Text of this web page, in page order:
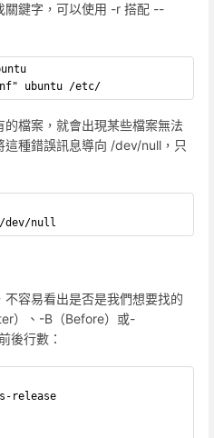
關鍵字，可以使用 -r 搭配 --
ubuntu /etc/
檔案，就會出現某些檔案無法
種錯誤訊息導向 /dev/null，只
dev/null
容易看出是否是我們想要找的
）、-B（Before）或-
後行數：
release